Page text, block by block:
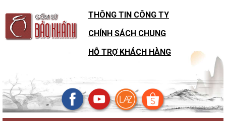
THÔNG TIN CÔNG TY
CHÍNH SÁCH CHUNG
HỖ TRỢ KHÁCH HÀNG